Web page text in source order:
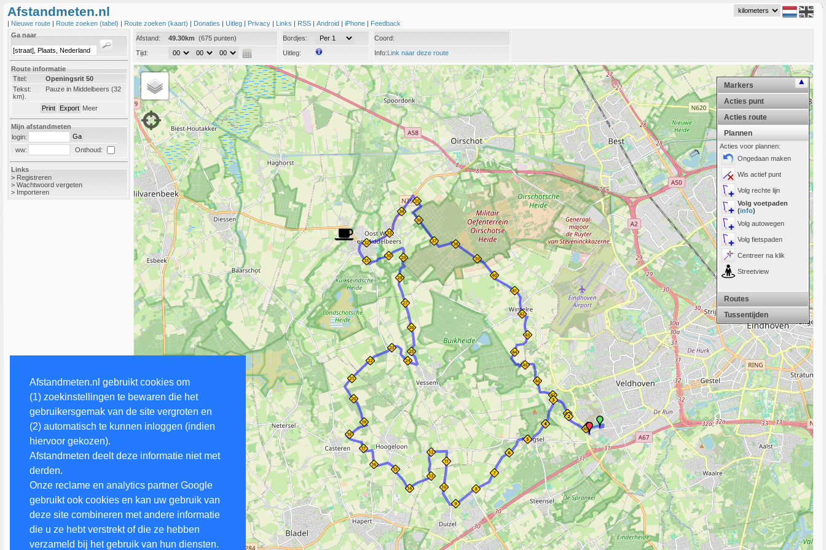
Afstandmeten.nl gebruikt cookies om
(1) zoekinstellingen te bewaren die het
gebruikersgemak van de site vergroten en
(2) automatisch te kunnen inloggen (indien
hiervoor gekozen).
Afstandmeten deelt deze informatie niet met
derden.
Onze reclame en analytics partner Google
gebruikt ook cookies en kan uw gebruik van
deze site combineren met andere informatie
die u ze hebt verstrekt of die ze hebben
verzameld bij het gebruik van hun diensten.
Afstandmeten.nl
| Nieuwe route | Route zoeken (tabel) | Route zoeken (kaart) | Donaties | Uitleg | Privacy | Links | RSS | Android | iPhone | Feedback
Ga naar
Route informatie
Titel:
Openingsrit 50
Tekst:
Pauze in Middelbeers (32
Meer
Mijn afstandmeten
login:
ww:
Onthoud:
Links
> Registreren
> Wachtwoord vergeten
> Importeren
Afstand: 49.30km
(675 punten)
Tijd:
Bordjes:
Uitleg:
Coord:
Info:Link naar deze route
Markers
Acties punt
Acties route
Plannen
Acties voor plannen:
Ongedaan maken
Wis actief punt
Volg rechte lijn
Volg voetpaden
(info)
Volg autowegen
Volg fietspaden
Centreer na klik
Streetview
Routes
Tussentijden